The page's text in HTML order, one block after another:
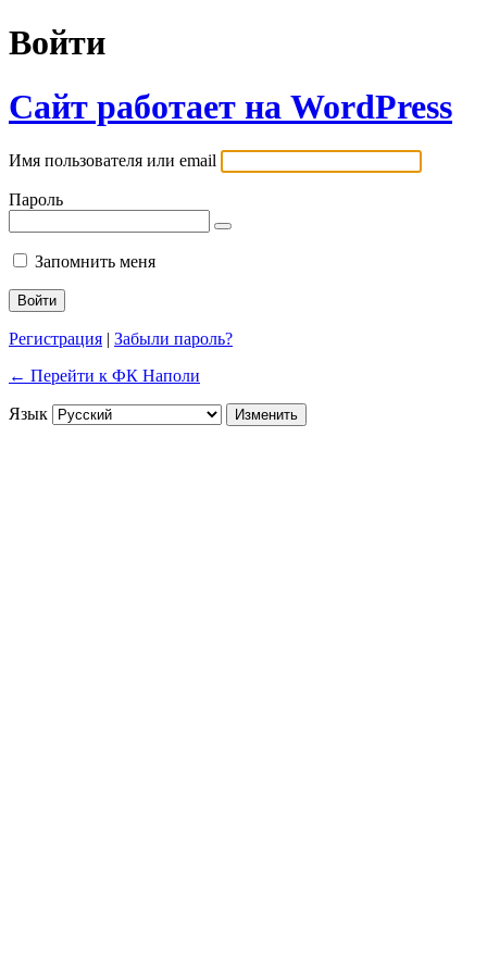
Войти
Сайт работает на WordPress
Имя пользователя или email
Пароль
Запомнить меня
Регистрация | Забыли пароль?
← Перейти к ФК Наполи
Язык